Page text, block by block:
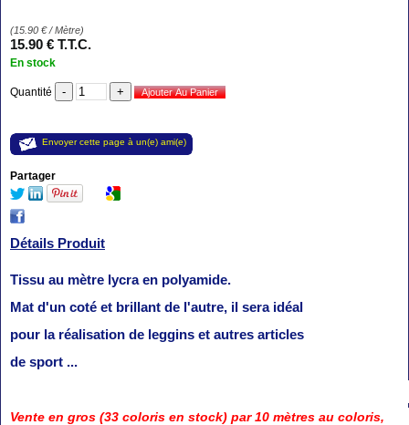
(15.90 €/ Mètre)
15.90 € T.T.C.
En stock
Quantité
Envoyer cette page à un(e) ami(e)
Partager
Détails Produit
Tissu au mètre lycra en polyamide.
Mat d'un coté et brillant de l'autre, il sera idéal
pour la réalisation de leggins et autres articles
de sport ...
Vente en gros (33 coloris en stock) par 10 mètres au coloris,